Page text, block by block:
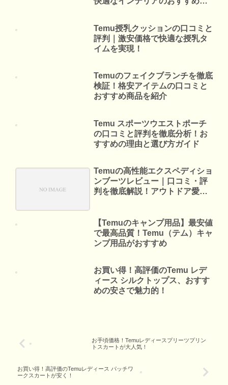
Temu授乳クッションの口コミと
評判｜激安価格で快適な授乳タ
イムを実現！
Temuのフェイクブランチを徹底
検証！格安アイテムの口コミと
おすすめ商品を紹介
Temu スポーツウエストポーチ
の口コミと評判を徹底分析！お
すすめの理由と選び方ガイド
Temuの高性能エクスペディショ
ンブーツレビュー｜口コミ・評
判を徹底解説！アウトドア愛好
【Temuのキャンプ用品】最安値
で最高品質！Temu（テム）キャ
ンプ用品がおすすめ
お買い得！高評価のTemu レデ
ィース シルクトップス、おすす
めの安さで魅力的！
お手頃価格！Temuレディースプリーツプリン
トスカートが大人気！
お買い得！高評価のTemuレディース パッチワ
ークスカートが安く！